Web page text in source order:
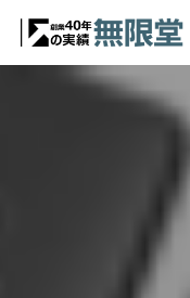
自動車設備機械
農業・林業機械
木工機械